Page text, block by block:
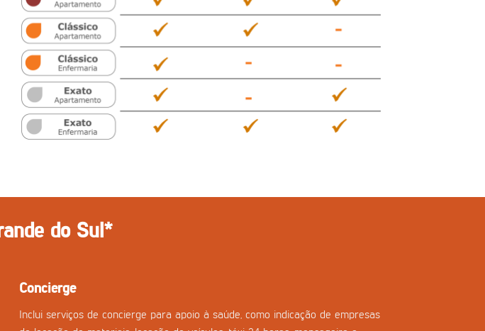
do Sul*
Concierge
Inclui serviços de concierge para apoio à saúde, como indicação de empresas